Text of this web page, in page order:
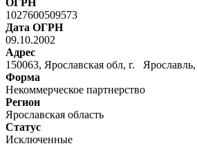
1027600509573
Дата ОГРН
09.10.2002
Адрес
150063, Ярославская обл, г.
Форма
Некоммерческое партнерство
Регион
Ярославская область
Статус
Исключенные